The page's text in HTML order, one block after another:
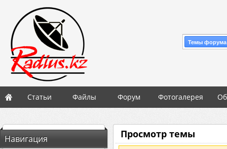
Темы
Статьи Файлы Форум Фотогалерея
Навигация
Просмотр темы